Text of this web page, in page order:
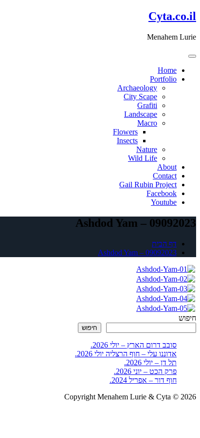
דלג
לתוכן
Cyta.co.il
Menahem Lurie
Home
Portfolio
Archaeology
City Scape
Grafiti
Landscape
Macro
Flowers
Insects
Nature
Wild Life
About
Contact
Gail Rubin Project
Facebook
Youtube
Ashdod Yam – 09092023
דף הבית
Ashdod Yam – 09092023
חיפוש
חיפוש
סובב דרום הארץ – יולי 2026.
אדוננו עלי – חוף הרצליה יולי 2026.
תל דן – יולי 2026.
פרק הכט – יוני 2026.
חוף דור – אפריל 2024.
Copyright Menahem Lurie & Cyta © 2026